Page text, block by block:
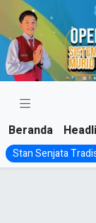
Skip
content
Beranda
Stan Senjata